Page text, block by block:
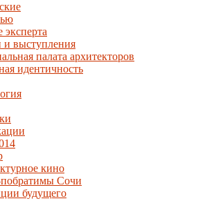
выступления
палата архитекторов
идентичность
кино
побратимы Сочи
будущего